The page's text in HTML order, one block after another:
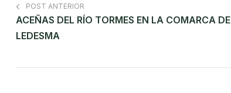
POST ANTERIOR
ACEÑAS DEL RÍO TORMES EN LA COMARCA DE
LEDESMA